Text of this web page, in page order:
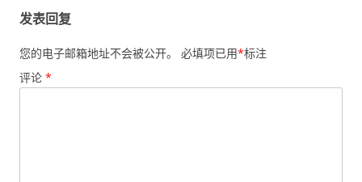
发表回复
您的电子邮箱地址不会被公开。 必填项已用*标注
评论 *